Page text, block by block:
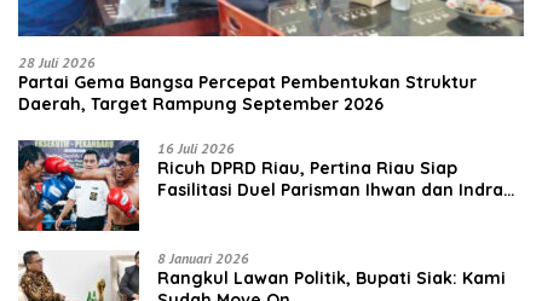
28 Juli 2026
Partai Gema Bangsa Percepat Pembentukan Struktur
Daerah, Target Rampung September 2026
16 Juli 2026
‎Ricuh DPRD Riau, Pertina Riau Siap
Fasilitasi Duel Parisman Ihwan dan Indra
8 Januari 2026
Rangkul Lawan Politik, Bupati Siak: Kami